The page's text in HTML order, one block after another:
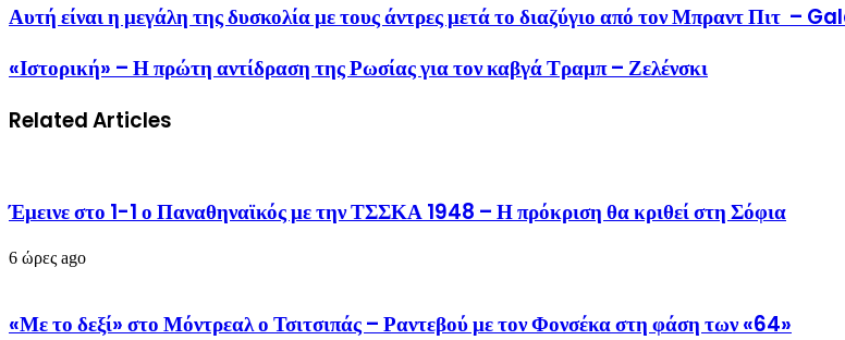
Αυτή είναι η μεγάλη της δυσκολία με τους άντρες μετά το διαζύγιο από τον Μπραντ Πιτ
«Ιστορική» – Η πρώτη αντίδραση της Ρωσίας για τον καβγά Τραμπ – Ζελένσκι
Related Articles
Έμεινε στο 1-1 ο Παναθηναϊκός με την ΤΣΣΚΑ 1948 – Η πρόκριση θα κριθεί στη Σόφια
6 ώρες ago
«Με το δεξί» στο Μόντρεαλ ο Τσιτσιπάς – Ραντεβού με τον Φονσέκα στη φάση των «64»